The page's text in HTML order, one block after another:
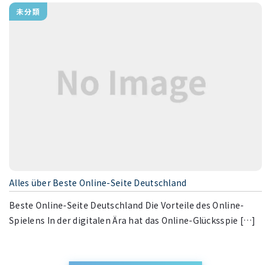
[…]
Vollständige Bewertung lesen — vollständiger
Vollständige Bewertung lesen Einführung in das
Casino ohne deutsche Lizenz In der heutigen